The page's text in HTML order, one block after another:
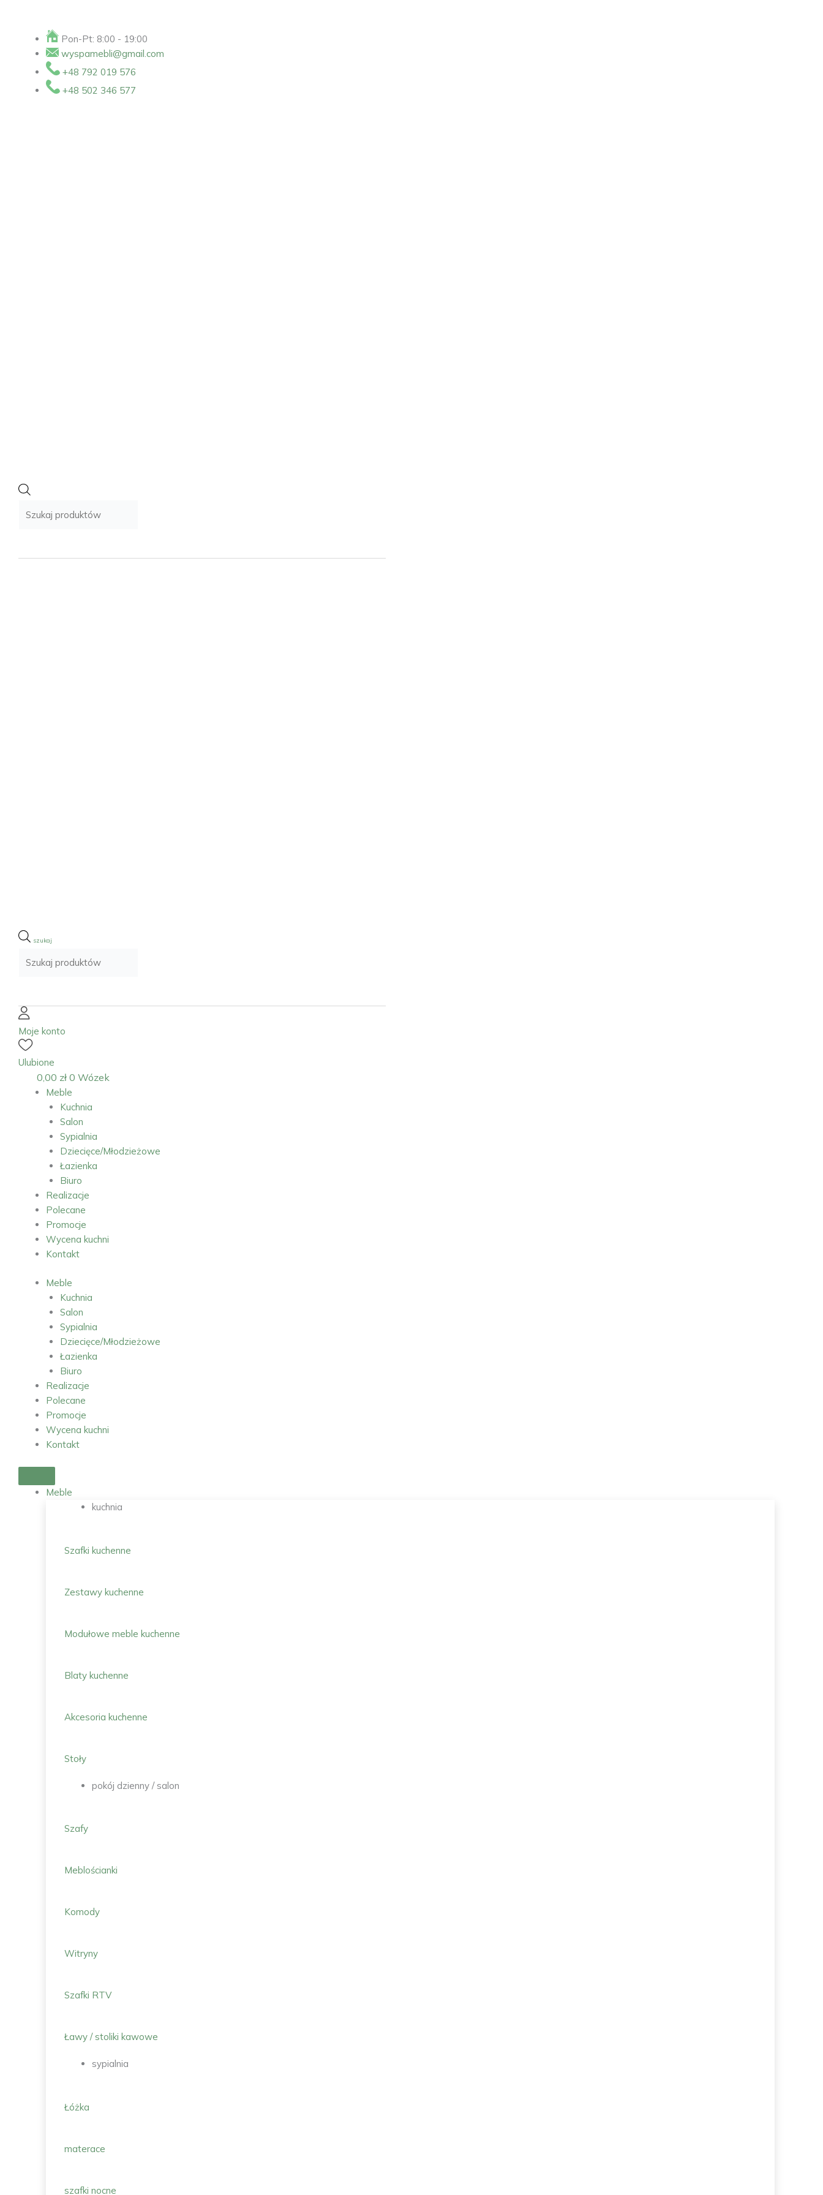
Pon-Pt: 8:00 - 19:00
wyspamebli@gmail.com
+48 792 019 576
+48 502 346 577
Moje konto
Ulubione
0,00 zł 0 Wózek
Meble
Kuchnia
Salon
Sypialnia
Dziecięce/Młodzieżowe
Łazienka
Biuro
Realizacje
Polecane
Promocje
Wycena kuchni
Kontakt
Meble
Kuchnia
Salon
Sypialnia
Dziecięce/Młodzieżowe
Łazienka
Biuro
Realizacje
Polecane
Promocje
Wycena kuchni
Kontakt
Meble
kuchnia
Szafki kuchenne
Zestawy kuchenne
Modułowe meble kuchenne
Blaty kuchenne
Akcesoria kuchenne
Stoły
pokój dzienny / salon
Szafy
Meblościanki
Komody
Witryny
Szafki RTV
Ławy / stoliki kawowe
sypialnia
Łóżka
materace
szafki nocne
od
10,00 zł
HEXA
320mm
Krawędziowy